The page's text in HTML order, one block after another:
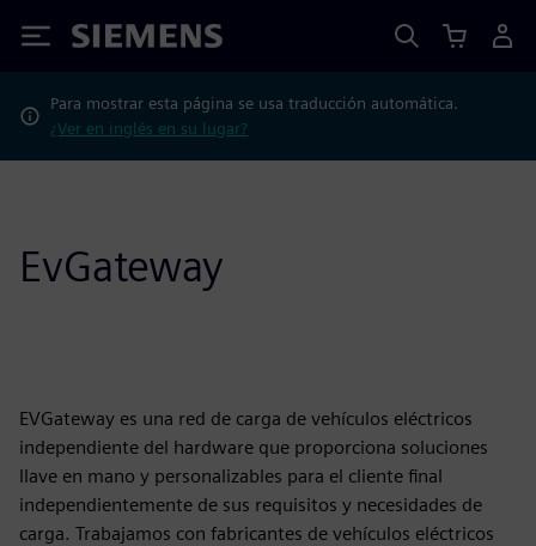
Siemens
Para mostrar esta página se usa traducción automática.
¿Ver en inglés en su lugar?
EvGateway
EVGateway es una red de carga de vehículos eléctricos
independiente del hardware que proporciona soluciones
llave en mano y personalizables para el cliente final
independientemente de sus requisitos y necesidades de
carga. Trabajamos con fabricantes de vehículos eléctricos